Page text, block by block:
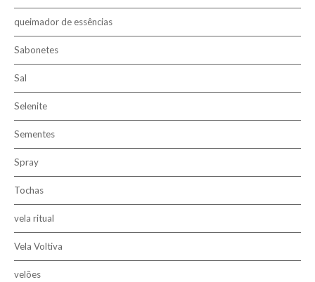
queimador de essências
Sabonetes
Sal
Selenite
Sementes
Spray
Tochas
vela ritual
Vela Voltiva
velões